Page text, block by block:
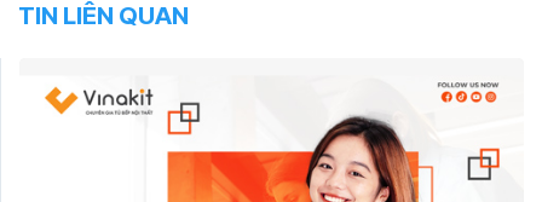
TIN LIÊN QUAN